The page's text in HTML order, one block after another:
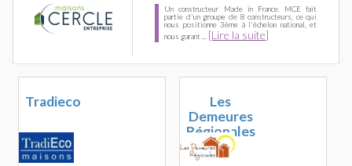
Un constructeur Made in France. MCE fait
partie d'un groupe de 8 constructeurs, ce qui
nous positionne 3ème à l'échelon national, et
nous garant ... [Lire la suite]
Tradieco
Les
Demeures
Régionales